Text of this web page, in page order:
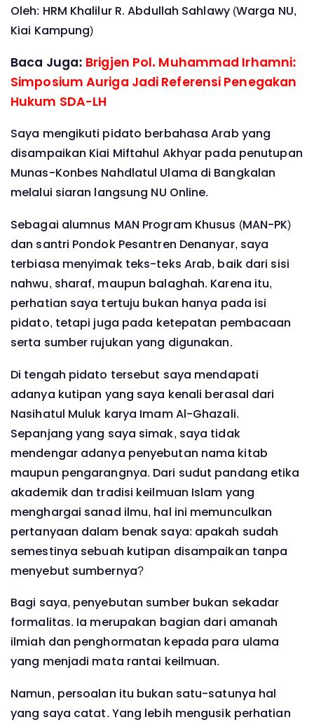
Oleh: HRM Khalilur R. Abdullah Sahlawy (Warga NU,
Kiai Kampung)
Baca Juga: Brigjen Pol. Muhammad Irhamni:
Simposium Auriga Jadi Referensi Penegakan
Hukum SDA-LH
Saya mengikuti pidato berbahasa Arab yang
disampaikan Kiai Miftahul Akhyar pada penutupan
Munas-Konbes Nahdlatul Ulama di Bangkalan
melalui siaran langsung NU Online.
Sebagai alumnus MAN Program Khusus (MAN-PK)
dan santri Pondok Pesantren Denanyar, saya
terbiasa menyimak teks-teks Arab, baik dari sisi
nahwu, sharaf, maupun balaghah. Karena itu,
perhatian saya tertuju bukan hanya pada isi
pidato, tetapi juga pada ketepatan pembacaan
serta sumber rujukan yang digunakan.
Di tengah pidato tersebut saya mendapati
adanya kutipan yang saya kenali berasal dari
Nasihatul Muluk karya Imam Al-Ghazali.
Sepanjang yang saya simak, saya tidak
mendengar adanya penyebutan nama kitab
maupun pengarangnya. Dari sudut pandang etika
akademik dan tradisi keilmuan Islam yang
menghargai sanad ilmu, hal ini memunculkan
pertanyaan dalam benak saya: apakah sudah
semestinya sebuah kutipan disampaikan tanpa
menyebut sumbernya?
Bagi saya, penyebutan sumber bukan sekadar
formalitas. Ia merupakan bagian dari amanah
ilmiah dan penghormatan kepada para ulama
yang menjadi mata rantai keilmuan.
Namun, persoalan itu bukan satu-satunya hal
yang saya catat. Yang lebih mengusik perhatian